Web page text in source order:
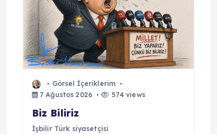
Görsel İçeriklerim
7 Ağustos 2026
574 views
Biz Biliriz
İşbilir Türk siyasetçisi